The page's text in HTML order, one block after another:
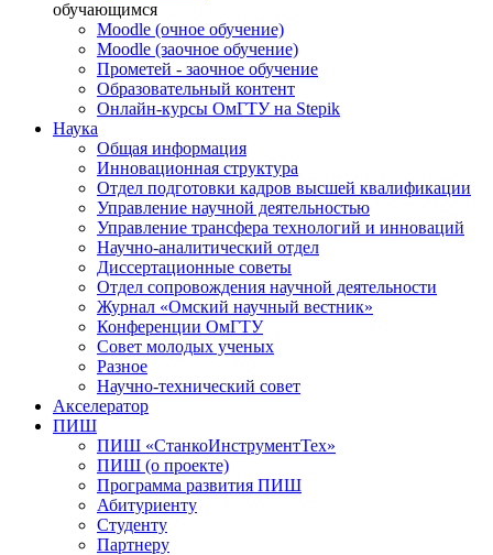
обучающимся
Moodle (очное обучение)
Moodle (заочное обучение)
Прометей - заочное обучение
Образовательный контент
Онлайн-курсы ОмГТУ на Stepik
Наука
Общая информация
Инновационная структура
Отдел подготовки кадров высшей квалификации
Управление научной деятельностью
Управление трансфера технологий и инноваций
Научно-аналитический отдел
Диссертационные советы
Отдел сопровождения научной деятельности
Журнал «Омский научный вестник»
Конференции ОмГТУ
Совет молодых ученых
Разное
Научно-технический совет
Акселератор
ПИШ
ПИШ «СтанкоИнструментТех»
ПИШ (о проекте)
Программа развития ПИШ
Абитуриенту
Студенту
Партнеру